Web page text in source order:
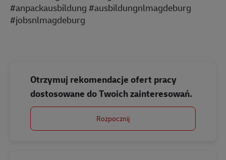
#anpackausbildung #ausbildungnlmagdeburg
#jobsnlmagdeburg
Otrzymuj rekomendacje ofert pracy
dostosowane do Twoich zainteresowań.
Rozpocznij